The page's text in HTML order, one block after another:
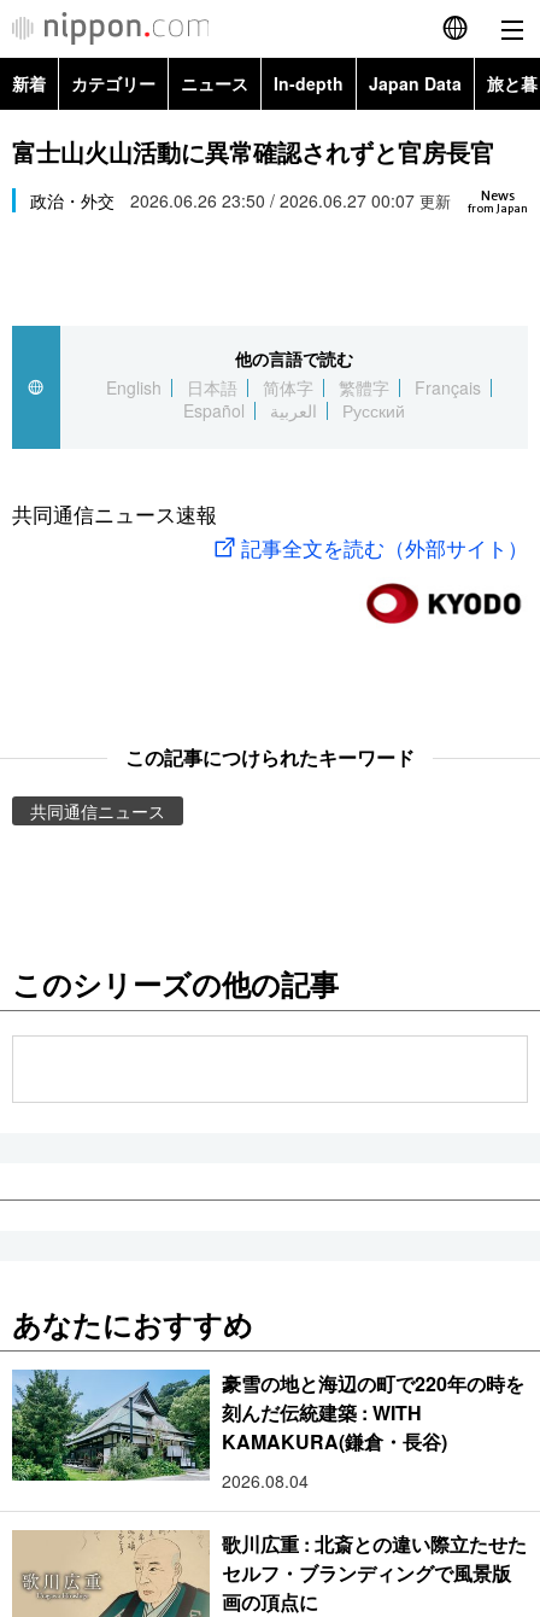
English
简体字
繁體字
العربية
社会
旅と暮らし
東京
新着 カテゴリー ニュース In-depth Japan Data 旅と
政治・外交
経済・ビジネス
社会
文化
科学・技術
暮らし
Topics
Images
お知らせ
富士山火山活動に異常確認されずと官房長官
News
from Japan
政治・外交 2026.06.26 23:50 / 2026.06.27 00:07 更新
他の言語で読む
English
日本語 简体字 繁體字
Français
Español
العربية Русский
共同通信ニュース速報
記事全文を読む（外部サイト）
この記事につけられたキーワード
共同通信ニュース
このシリーズの他の記事
あなたにおすすめ
豪雪の地と海辺の町で220年の時を
刻んだ伝統建築 : WITH
KAMAKURA(鎌倉・長谷)
2026.08.04
歌川広重 : 北斎との違い際立たせた
セルフ・ブランディングで風景版
画の頂点に